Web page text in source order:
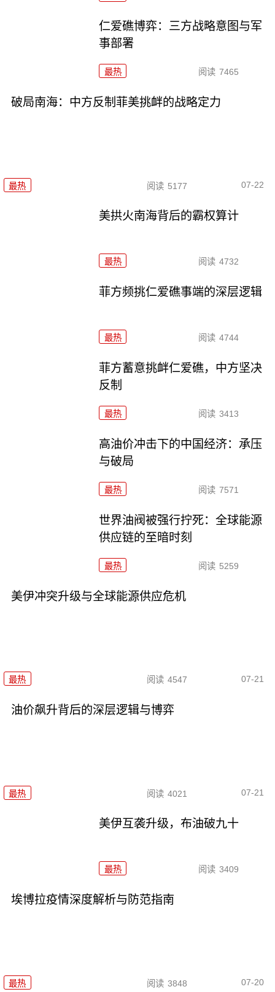
仁爱礁博弈：三方战略意图与军
事部署
最热 阅读 7465
破局南海：中方反制菲美挑衅的战略定力
最热 阅读 5177 07-22
美拱火南海背后的霸权算计
最热 阅读 4732
菲方频挑仁爱礁事端的深层逻辑
最热 阅读 4744
菲方蓄意挑衅仁爱礁，中方坚决
反制
最热 阅读 3413
高油价冲击下的中国经济：承压
与破局
最热 阅读 7571
世界油阀被强行拧死：全球能源
供应链的至暗时刻
最热 阅读 5259
美伊冲突升级与全球能源供应危机
最热 阅读 4547 07-21
油价飙升背后的深层逻辑与博弈
最热 阅读 4021 07-21
美伊互袭升级，布油破九十
最热 阅读 3409
埃博拉疫情深度解析与防范指南
最热 阅读 3848 07-20